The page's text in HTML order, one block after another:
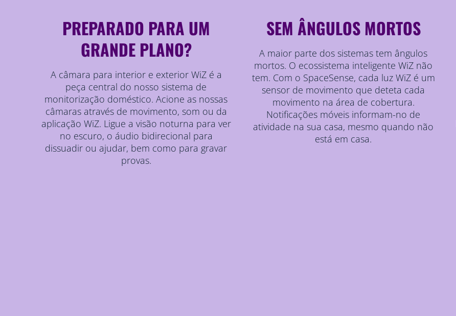
PREPARADO PARA UM
GRANDE PLANO?
A câmara para interior e exterior WiZ é a
peça central do nosso sistema de
monitorização doméstico. Acione as nossas
câmaras através de movimento, som ou da
aplicação WiZ. Ligue a visão noturna para ver
no escuro, o áudio bidirecional para
dissuadir ou ajudar, bem como para gravar
provas.
SEM ÂNGULOS MORTOS
A maior parte dos sistemas tem ângulos
mortos. O ecossistema inteligente WiZ não
tem. Com o SpaceSense, cada luz WiZ é um
sensor de movimento que deteta cada
movimento na área de cobertura.
Notificações móveis informam-no de
atividade na sua casa, mesmo quando não
está em casa.